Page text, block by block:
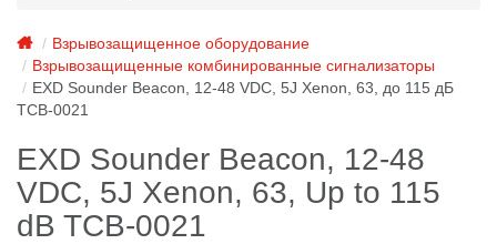
Взрывозащищенное оборудование
Взрывозащищенные комбинированные сигнализаторы
EXD Sounder Beacon, 12-48 VDC, 5J Xenon, 63, до 115 дБ
TCB-0021
EXD Sounder Beacon, 12-48
VDC, 5J Xenon, 63, Up to 115
dB TCB-0021